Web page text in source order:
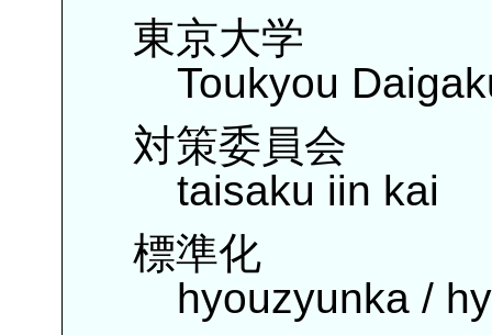
東京大学
Toukyou
対策委員会
taisaku iin kai
標準化
hyouzyunka /